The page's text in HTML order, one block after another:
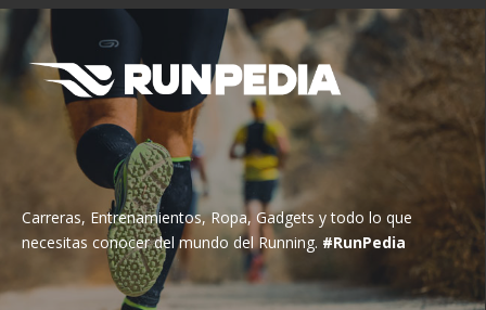
Carreras, Entrenamientos, Ropa, Gadgets y todo lo que
necesitas conocer del mundo del Running. #RunPedia